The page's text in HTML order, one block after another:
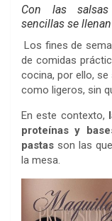
Con las salsas
sencillas se
Los fines de
de comidas
cocina, por ello,
como ligeros, sin
En este contexto,
proteínas y
pastas son las
la mesa.